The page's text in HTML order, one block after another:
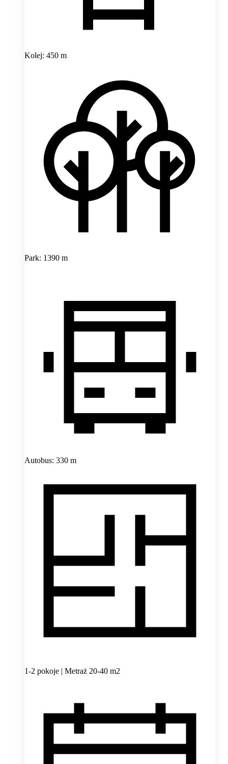
Kolej: 450 m
Park: 1390 m
Autobus: 330 m
1-2 pokoje | Metraż 20-40 m2